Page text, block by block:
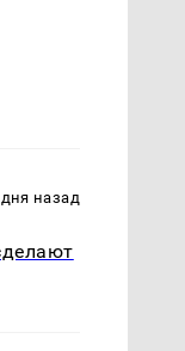
назад